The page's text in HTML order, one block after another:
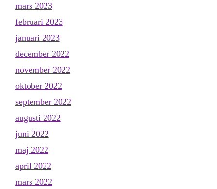
mars 2023
februari 2023
januari 2023
december 2022
november 2022
oktober 2022
september 2022
augusti 2022
juni 2022
maj 2022
april 2022
mars 2022